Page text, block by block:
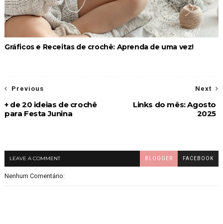
Gráficos e Receitas de crochê: Aprenda de uma vez!
Next
Links do mês: Agosto
2025
Previous
+ de 20 ideias de crochê
para Festa Junina
LEAVE A COMMENT BLOGGER FACEBOOK
Nenhum Comentário: